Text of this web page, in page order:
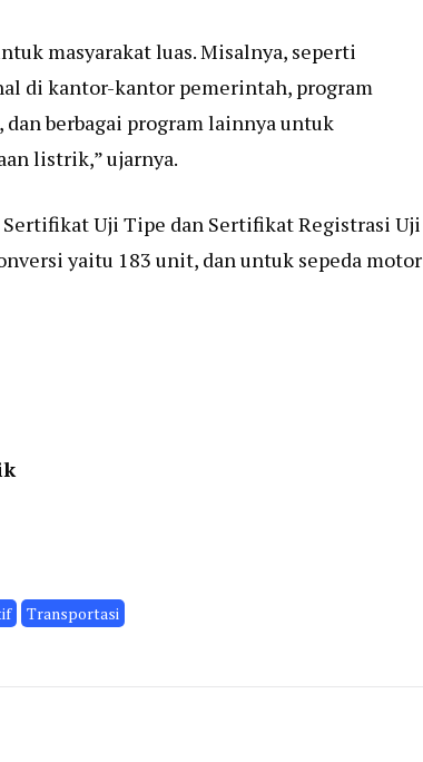
masyarakat luas. Misalnya, seperti
di kantor-kantor pemerintah, program
berbagai program lainnya untuk
listrik,” ujarnya.
Uji Tipe dan Sertifikat Registrasi Uji
yaitu 183 unit, dan untuk sepeda motor
Transportasi